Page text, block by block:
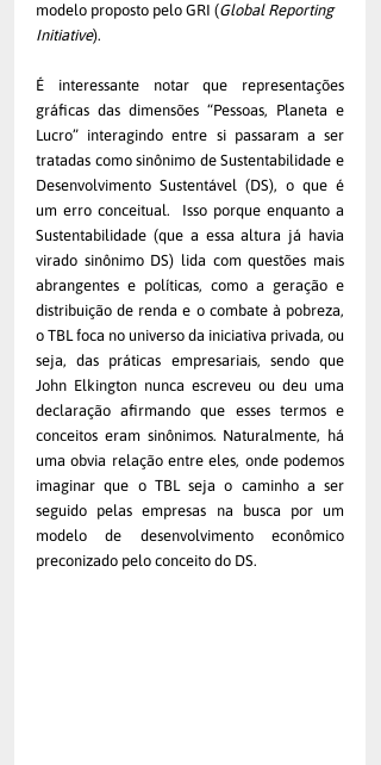
modelo proposto pelo GRI (Global Reporting
Initiative).
É interessante notar que representações
gráficas das dimensões “Pessoas, Planeta e
Lucro” interagindo entre si passaram a ser
tratadas como sinônimo de Sustentabilidade e
Desenvolvimento Sustentável (DS), o que é
um erro conceitual.  Isso porque enquanto a
Sustentabilidade (que a essa altura já havia
virado sinônimo DS) lida com questões mais
abrangentes e políticas, como a geração e
distribuição de renda e o combate à pobreza,
o TBL foca no universo da iniciativa privada, ou
seja, das práticas empresariais, sendo que
John Elkington nunca escreveu ou deu uma
declaração afirmando que esses termos e
conceitos eram sinônimos. Naturalmente, há
uma obvia relação entre eles, onde podemos
imaginar que o TBL seja o caminho a ser
seguido pelas empresas na busca por um
modelo de desenvolvimento econômico
preconizado pelo conceito do DS.